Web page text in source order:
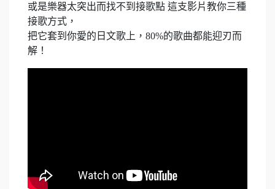
或是樂器太突出而找不到接歌點 這支影片教你三種
接歌方式，
把它套到你愛的日文歌上，80%的歌曲都能迎刃而
解！